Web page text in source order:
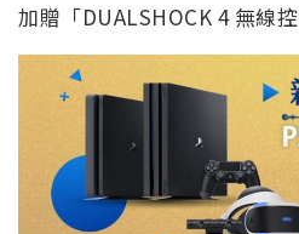
加贈「DUALSHOCK 4 無線